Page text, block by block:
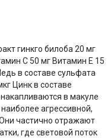
гинкго билоба 20 мг
С 50 мг Витамин Е 15
в составе сульфата
Цинк в составе
в макуле
агрессивной,
частично отражают
где световой поток